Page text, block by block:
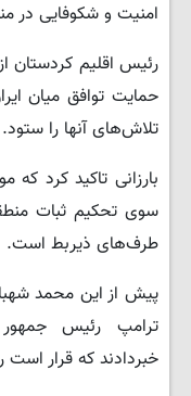
امنیت و شکوفایی در
رئیس اقلیم کردستان
حمایت توافق میان
تلاش‌های آنها را ستود.
بارزانی تاکید کرد
سوی تحکیم ثبات
طرف‌های ذیربط است.
پیش از این محمد
ترامپ رئیس جمهور
خبردادند که قرار